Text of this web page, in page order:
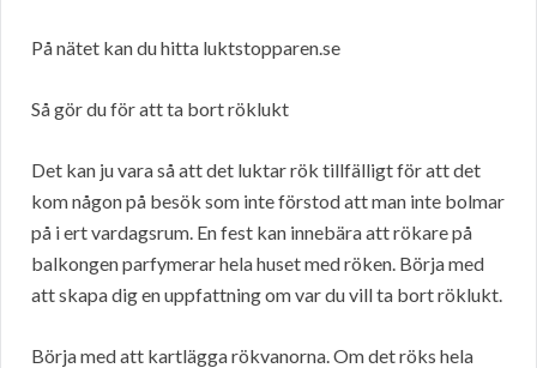
På nätet kan du hitta luktstopparen.se
Så gör du för att ta bort röklukt
Det kan ju vara så att det luktar rök tillfälligt för att det
kom någon på besök som inte förstod att man inte bolmar
på i ert vardagsrum. En fest kan innebära att rökare på
balkongen parfymerar hela huset med röken. Börja med
att skapa dig en uppfattning om var du vill ta bort röklukt.
Börja med att kartlägga rökvanorna. Om det röks hela